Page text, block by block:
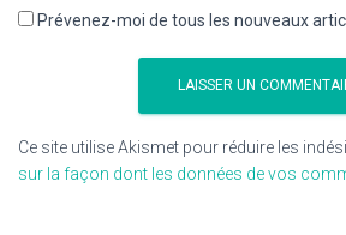
Prévenez-moi de tous les nouveaux
Ce site utilise Akismet pour réduire les
sur la façon dont les données de vos